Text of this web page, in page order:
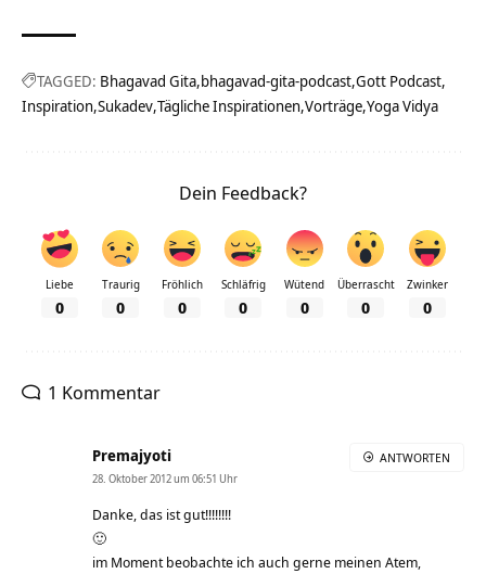
TAGGED: Bhagavad Gita bhagavad-gita-podcast Gott Podcast
Inspiration Sukadev Tägliche Inspirationen Vorträge Yoga Vidya
Dein Feedback?
Liebe
0
Traurig
0
Fröhlich
0
Schläfrig
0
Wütend
0
Überrascht
0
Zwinker
0
1 Kommentar
Premajyoti
28. Oktober 2012 um 06:51 Uhr
Danke, das ist gut!!!!!!!!
🙂
im Moment beobachte ich auch gerne meinen Atem,
ANTWORTEN